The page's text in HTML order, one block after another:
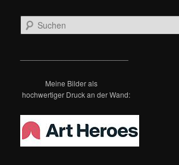
u
Meine Bilder als
hochwertiger Druck an der Wand: